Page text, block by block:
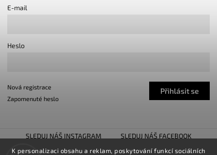
K personalizaci obsahu a reklam, poskytování funkcí sociálních
E-mail
Heslo
Přihlásit se
Nová registrace
Zapomenuté heslo
SLEDUJ NÁŠ INSTAGRAM
SLEDUJ NÁŠ FACEBOOK
TUNING SHOW TROJHALÍ
SNÍŽENO.CZ